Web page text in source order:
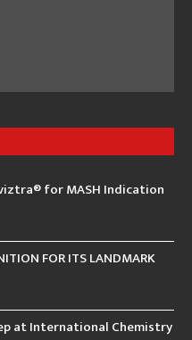
for MASH Indication
FOR ITS LANDMARK
at International Chemistry